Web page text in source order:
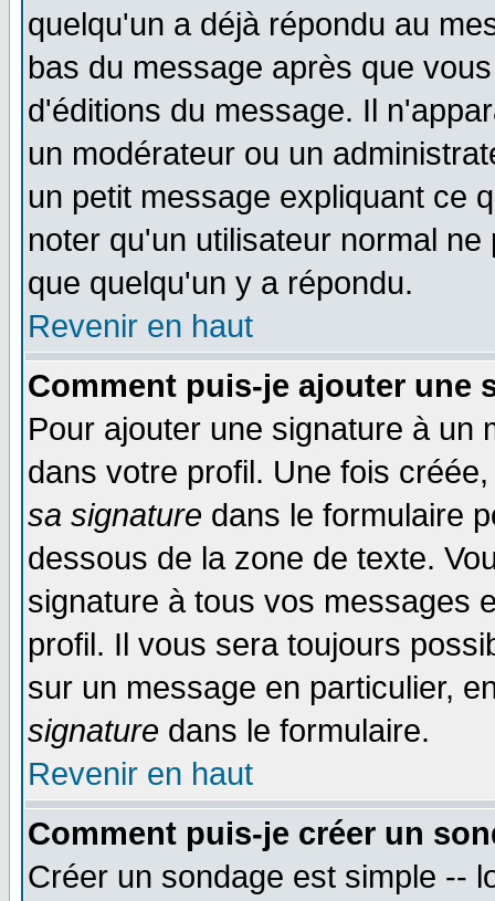
quelqu'un a déjà répondu au
bas du message après que
d'éditions du message. Il
un modérateur ou un
un petit message expliquant ce
noter qu'un utilisateur normal
que quelqu'un y a répondu.
Revenir en haut
Comment puis-je ajouter une
Pour ajouter une signature à un
dans votre profil. Une fois
sa signature dans le formulaire
dessous de la zone de texte.
signature à tous vos messages
profil. Il vous sera toujours
sur un message en particulier,
signature dans le formulaire.
Revenir en haut
Comment puis-je créer un
Créer un sondage est simple --